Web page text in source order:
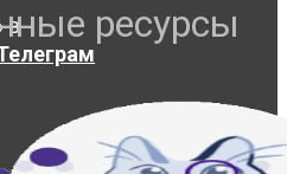
в
ресурсы